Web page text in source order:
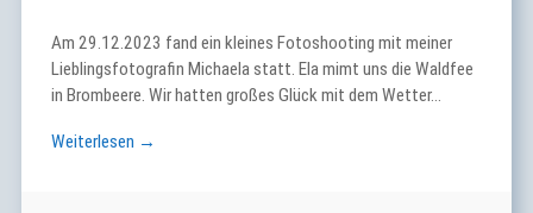
Am 29.12.2023 fand ein kleines Fotoshooting mit meiner
Lieblingsfotografin Michaela statt. Ela mimt uns die Waldfee
in Brombeere. Wir hatten großes Glück mit dem Wetter…
Weiterlesen →